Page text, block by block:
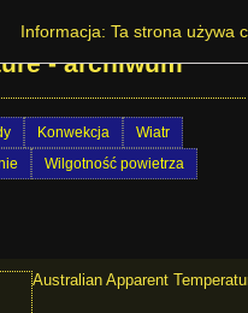
- Australian
- archiwum
Konwekcja
Wiatr
Wilgotność powietrza
Australian Apparent
Informacja: Ta strona używa